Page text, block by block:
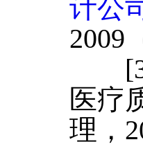
计公
2009
[3]
医疗
理，